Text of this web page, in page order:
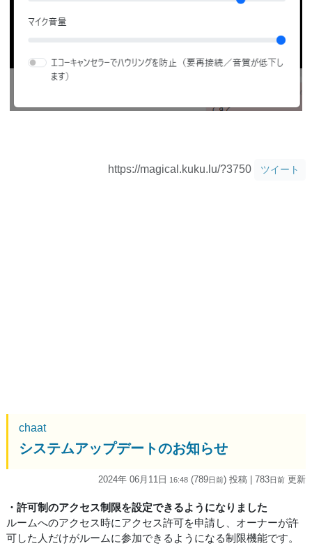
https://magical.kuku.lu/?3750 ツイート
chaat
システムアップデートのお知らせ
2024年 06月11日 16:48 (789日前) 投稿 | 783日前 更新
・許可制のアクセス制限を設定できるようになりました
ルームへのアクセス時にアクセス許可を申請し、オーナーが許
可した人だけがルームに参加できるようになる制限機能です。